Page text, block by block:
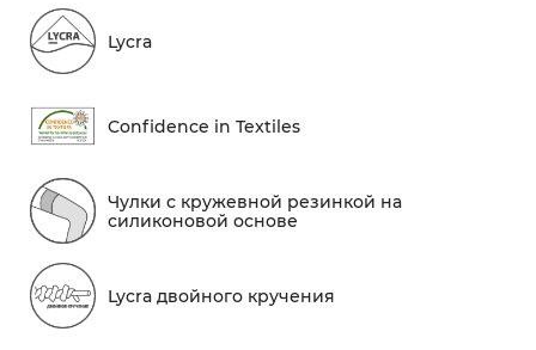
Lycra
Conf​idence in Textiles
Чулки с кружевной резинкой на
силиконовой основе
Lycra двойного кручения